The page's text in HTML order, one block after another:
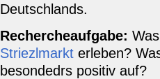
Deutschlands.
Rechercheaufgabe:
Striezlmarkt erleben?
besondedrs positiv auf?